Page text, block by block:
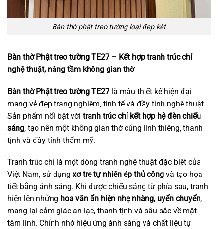
Bàn thờ phật treo tường loại đẹp kêt
Bàn thờ Phật treo tường TE27 – Kết hợp tranh trúc chỉ
nghệ thuật, nâng tầm không gian thờ
Bàn thờ Phật treo tường TE27 là mẫu thiết kế hiện đại
mang vẻ đẹp trang nghiêm, tinh tế và đầy tính nghệ thuật.
Sản phẩm nổi bật với tranh trúc chỉ kết hợp hệ đèn chiếu
sáng, tạo nên một không gian thờ cúng linh thiêng, thanh
tịnh và đầy tính thẩm mỹ.
Tranh trúc chỉ là một dòng tranh nghệ thuật đặc biệt của
Việt Nam, sử dụng xơ tre tự nhiên ép thủ công và tạo họa
tiết bằng ánh sáng. Khi được chiếu sáng từ phía sau, tranh
hiện lên những hoa văn ẩn hiện nhẹ nhàng, uyển chuyển,
mang lại cảm giác an lạc, thanh tịnh và sâu sắc về mặt
tâm linh. Chính nhờ hiệu ứng ánh sáng và chất liệu tự